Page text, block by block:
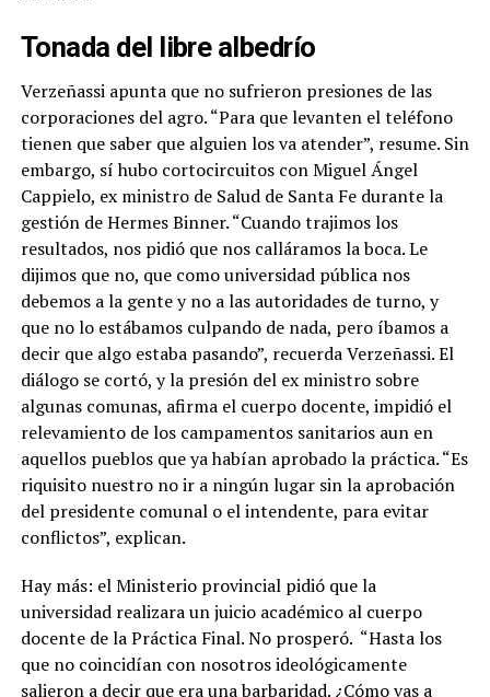
Tonada del libre albedrío
Verzeñassi apunta que no sufrieron presiones de las
corporaciones del agro. “Para que levanten el teléfono
tienen que saber que alguien los va atender”, resume. Sin
embargo, síhubo cortocircuitos con Miguel Ángel
Cappielo, ex ministro de Salud de Santa Fe durante la
gestión de Hermes Binner. “Cuando trajimos los
resultados, nos pidió que nos calláramos la boca. Le
dijimos que no, que como universidad pública nos
debemos a la gente y no a las autoridades de turno, y
que no lo estábamos culpando de nada, pero íbamos a
decir que algo estaba pasando”, recuerda Verzeñassi. El
diálogo se cortó, y la presión del ex ministro sobre
algunas comunas, afirma el cuerpo docente, impidió el
relevamiento de los campamentos sanitarios aun en
aquellos pueblos que ya habían aprobado la práctica. “Es
riquisito nuestro no ir a ningún lugar sin la aprobación
del presidente comunal o el intendente, para evitar
conflictos”, explican.
Hay más: el Ministerio provincial pidió que la
universidad realizara un juicio académico al cuerpo
docente de la Práctica Final. No prosperó. “Hasta los
que no coincidían con nosotros ideológicamente
salieron a decir que era una barbaridad. ¿Cómo vas a